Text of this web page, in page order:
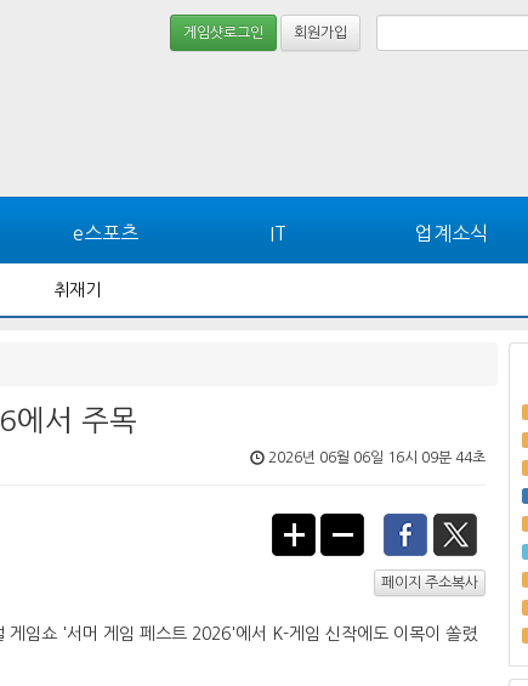
게임샷로그인 회원가입
e스포츠 IT 업계소식
취재기
에서 주목
2026년 06월 06일 16시 09분 44초
페이지 주소복사
게임쇼 '서머 게임 페스트 2026'에서 K-게임 신작에도 이목이 쏠렸